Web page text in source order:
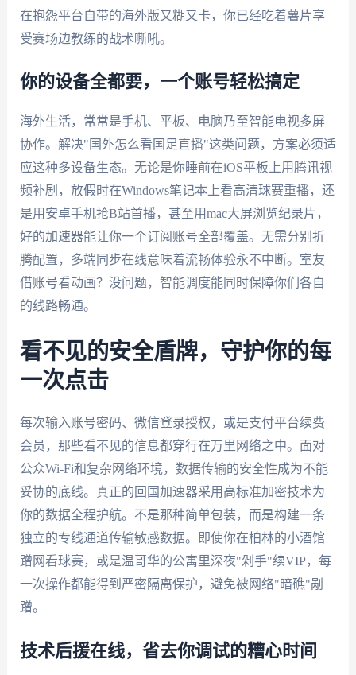
在抱怨平台自带的海外版又糊又卡，你已经吃着薯片享
受赛场边教练的战术嘶吼。
你的设备全都要，一个账号轻松搞定
海外生活，常常是手机、平板、电脑乃至智能电视多屏
协作。解决"国外怎么看国足直播"这类问题，方案必须适
应这种多设备生态。无论是你睡前在iOS平板上用腾讯视
频补剧，放假时在Windows笔记本上看高清球赛重播，还
是用安卓手机抢B站首播，甚至用mac大屏浏览纪录片，
好的加速器能让你一个订阅账号全部覆盖。无需分别折
腾配置，多端同步在线意味着流畅体验永不中断。室友
借账号看动画？没问题，智能调度能同时保障你们各自
的线路畅通。
看不见的安全盾牌，守护你的每
一次点击
每次输入账号密码、微信登录授权，或是支付平台续费
会员，那些看不见的信息都穿行在万里网络之中。面对
公众Wi-Fi和复杂网络环境，数据传输的安全性成为不能
妥协的底线。真正的回国加速器采用高标准加密技术为
你的数据全程护航。不是那种简单包装，而是构建一条
独立的专线通道传输敏感数据。即使你在柏林的小酒馆
蹭网看球赛，或是温哥华的公寓里深夜"剁手"续VIP，每
一次操作都能得到严密隔离保护，避免被网络"暗礁"剐
蹭。
技术后援在线，省去你调试的糟心时间